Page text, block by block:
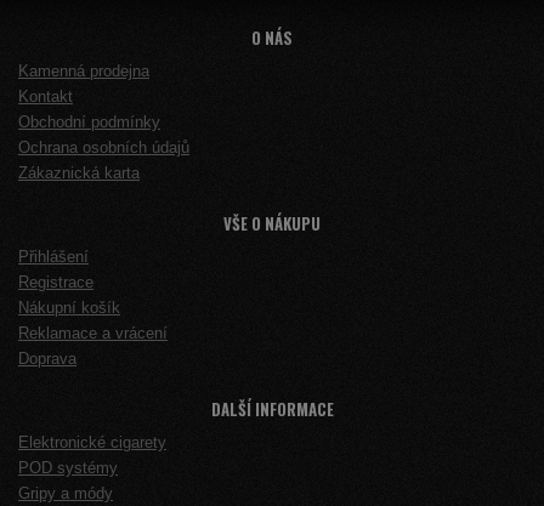
O NÁS
Kamenná prodejna
Kontakt
Obchodní podmínky
Ochrana osobních údajů
Zákaznická karta
VŠE O NÁKUPU
Přihlášení
Registrace
Nákupní košík
Reklamace a vrácení
Doprava
DALŠÍ INFORMACE
Elektronické cigarety
POD systémy
Gripy a módy